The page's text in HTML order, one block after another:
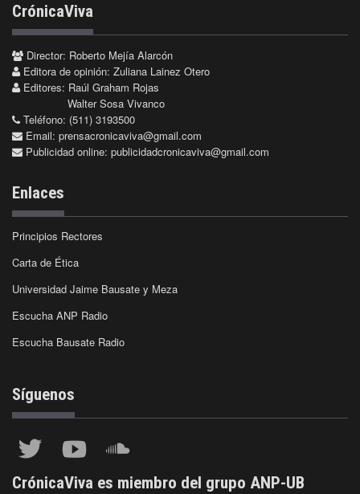
CrónicaViva
Director: Roberto Mejía Alarcón
Editora de opinión: Zuliana Lainez Otero
Editores: Raúl Graham Rojas
Walter Sosa Vivanco
Teléfono: (511) 3193500
Email: prensacronicaviva@gmail.com
Publicidad online: publicidadcronicaviva@gmail.com
Enlaces
Principios Rectores
Carta de Ética
Universidad Jaime Bausate y Meza
Escucha ANP Radio
Escucha Bausate Radio
Síguenos
CrónicaViva es miembro del grupo ANP-UB